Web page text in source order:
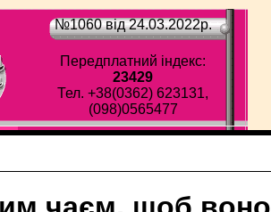
№1060 від 24.03.2022p.
Передплатний індекс:
23429
Тел. +38(0362) 623131,
(098)0565477